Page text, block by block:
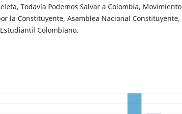
Todavía Podemos Salvar a Colombia, Movimiento
la Constituyente, Asamblea Nacional Constituyente,
Colombiano.